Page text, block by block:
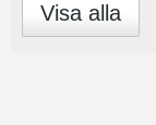
Visa alla